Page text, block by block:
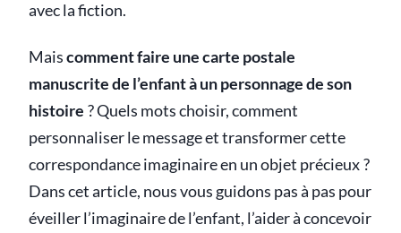
avec la fiction.
Maiscomment faire une carte postale
manuscrite de l’enfant à un personnage de son
histoire ? Quels mots choisir, comment
personnaliser le message et transformer cette
correspondance imaginaire en un objet précieux ?
Dans cet article, nous vous guidons pas à pas pour
éveiller l’imaginaire de l’enfant, l’aider à concevoir